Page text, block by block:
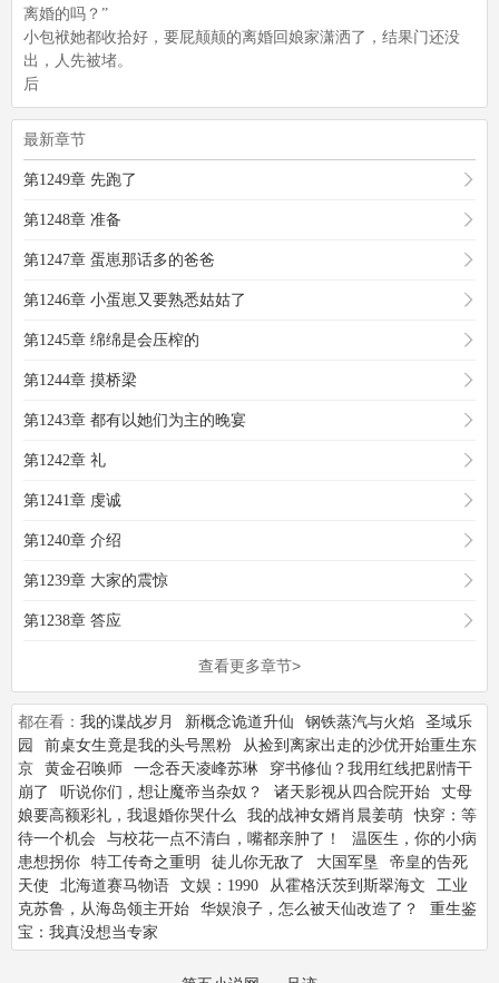
离婚的吗？”
小包袱她都收拾好，要屁颠颠的离婚回娘家潇洒了，结果门还没
出，人先被堵。
后
最新章节
第1249章 先跑了
第1248章 准备
第1247章 蛋崽那话多的爸爸
第1246章 小蛋崽又要熟悉姑姑了
第1245章 绵绵是会压榨的
第1244章 摸桥梁
第1243章 都有以她们为主的晚宴
第1242章 礼
第1241章 虔诚
第1240章 介绍
第1239章 大家的震惊
第1238章 答应
查看更多章节>
都在看： 我的谍战岁月 新概念诡道升仙 钢铁蒸汽与火焰
圣域乐
园
前桌女生竟是我的头号黑粉
从捡到离家出走的沙优开始重生东
京
黄金召唤师 一念吞天凌峰苏琳
穿书修仙？我用红线把剧情干
崩了
听说你们，想让魔帝当杂奴？ 诸天影视从四合院开始
丈母
娘要高额彩礼，我退婚你哭什么
我的战神女婿肖晨姜萌
快穿：等
待一个机会
与校花一点不清白，嘴都亲肿了！
温医生，你的小病
患想拐你
特工传奇之重明 徒儿你无敌了 大国军垦
帝皇的告死
天使
北海道赛马物语 文娱：1990 从霍格沃茨到斯翠海文
工业
克苏鲁，从海岛领主开始
华娱浪子，怎么被天仙改造了？
重生鉴
宝：我真没想当专家